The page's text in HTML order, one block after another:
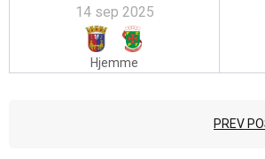
14 sep 2025
Hjemme
PREV